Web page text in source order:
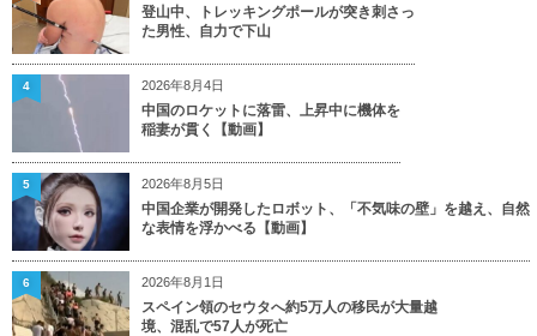
登山中、トレッキングポールが突き刺さっ
た男性、自力で下山
2026年8月4日
中国のロケットに落雷、上昇中に機体を
稲妻が貫く【動画】
4
2026年8月5日
中国企業が開発したロボット、「不気味の壁」を越え、自然
な表情を浮かべる【動画】
5
2026年8月1日
スペイン領のセウタへ約5万人の移民が大量越
境、混乱で57人が死亡
6